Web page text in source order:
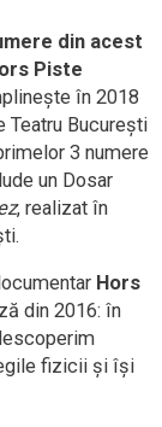
din acest
Piste
în 2018
Teatru Bucureşti
3 numere
un Dosar
, realizat în
Hors
din 2016: în
fizicii şi îşi